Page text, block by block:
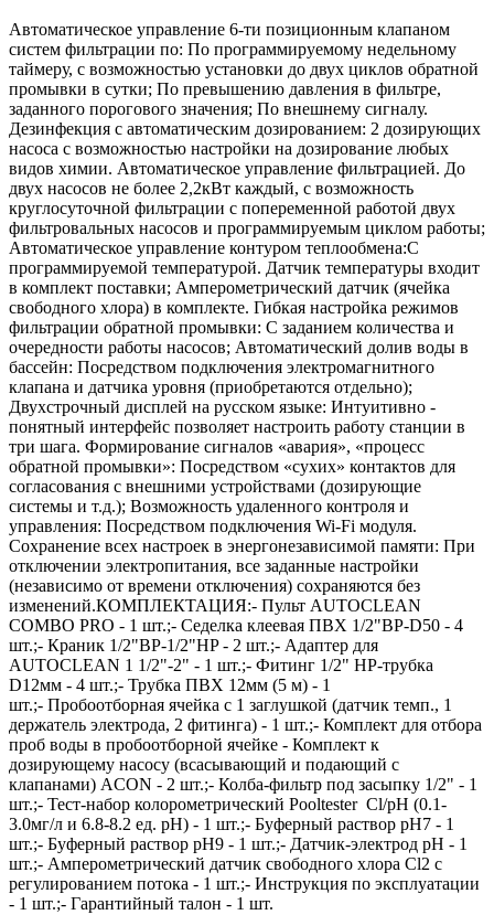
Автоматическое управление 6-ти позиционным клапаном
систем фильтрации по: По программируемому недельному
таймеру, с возможностью установки до двух циклов обратной
промывки в сутки; По превышению давления в фильтре,
заданного порогового значения; По внешнему сигналу.
Дезинфекция с автоматическим дозированием: 2 дозирующих
насоса с возможностью настройки на дозирование любых
видов химии. Автоматическое управление фильтрацией. До
двух насосов не более 2,2кВт каждый, с возможность
круглосуточной фильтрации с попеременной работой двух
фильтровальных насосов и программируемым циклом работы;
Автоматическое управление контуром теплообмена:С
программируемой температурой. Датчик температуры входит
в комплект поставки; Амперометрический датчик (ячейка
свободного хлора) в комплекте. Гибкая настройка режимов
фильтрации обратной промывки: С заданием количества и
очередности работы насосов; Автоматический долив воды в
бассейн: Посредством подключения электромагнитного
клапана и датчика уровня (приобретаются отдельно);
Двухстрочный дисплей на русском языке: Интуитивно -
понятный интерфейс позволяет настроить работу станции в
три шага. Формирование сигналов «авария», «процесс
обратной промывки»: Посредством «сухих» контактов для
согласования с внешними устройствами (дозирующие
системы и т.д.); Возможность удаленного контроля и
управления: Посредством подключения Wi-Fi модуля.
Сохранение всех настроек в энергонезависимой памяти: При
отключении электропитания, все заданные настройки
(независимо от времени отключения) сохраняются без
изменений.КОМПЛЕКТАЦИЯ:- Пульт AUTOCLEAN
COMBO PRO - 1 шт.;- Седелка клеевая ПВХ 1/2"ВР-D50 - 4
шт.;- Краник 1/2"ВР-1/2"НP - 2 шт.;- Адаптер для
AUTOCLEAN 1 1/2"-2" - 1 шт.;- Фитинг 1/2" НР-трубка
D12мм - 4 шт.;- Трубка ПВХ 12мм (5 м) - 1
шт.;- Пробоотборная ячейка с 1 заглушкой (датчик темп., 1
держатель электрода, 2 фитинга) - 1 шт.;- Комплект для отбора
проб воды в пробоотборной ячейке - Комплект к
дозирующему насосу (всасывающий и подающий с
клапанами) ACON - 2 шт.;- Колба-фильтр под засыпку 1/2" - 1
шт.;- Тест-набор колорометрический Pooltester Cl/pH (0.1-
3.0мг/л и 6.8-8.2 ед. pH) - 1 шт.;- Буферный раствор рН7 - 1
шт.;- Буферный раствор рН9 - 1 шт.;- Датчик-электрод pH - 1
шт.;- Амперометрический датчик свободного хлора Cl2 с
регулированием потока - 1 шт.;- Инструкция по эксплуатации
- 1 шт.;- Гарантийный талон - 1 шт.